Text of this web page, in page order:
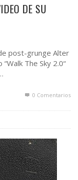
DE SU
post-grunge Alter
The Sky 2.0“
0 Comentarios